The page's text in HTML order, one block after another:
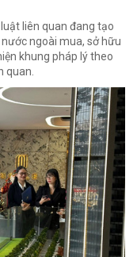
liên quan đang tạo
ngoài mua, sở hữu
khung pháp lý theo
quan.